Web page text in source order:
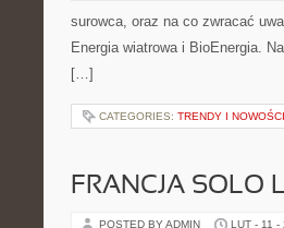
surowca, oraz na co zwracać
Energia wiatrowa i BioEnergia.
[…]
CATEGORIES: TRENDY I NOWOŚCI
FRANCJA SOLO
POSTED BY ADMIN LUT - 11 -